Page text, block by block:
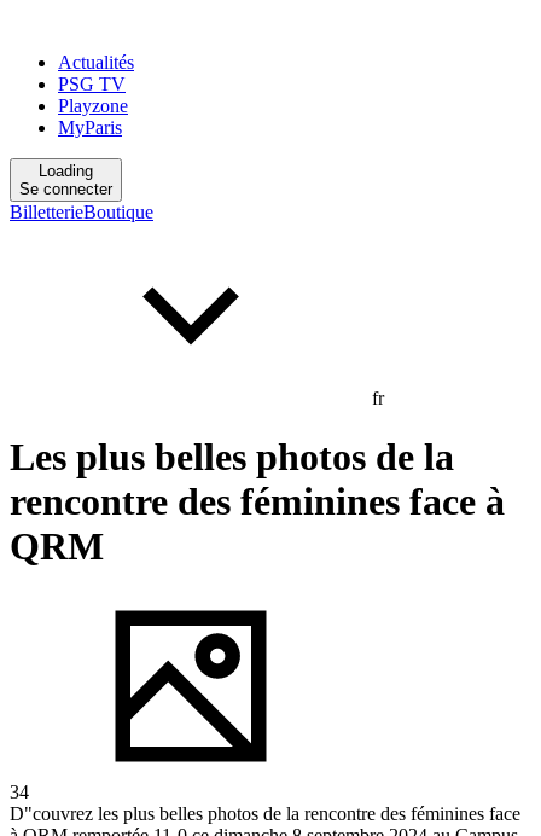
Actualités
PSG TV
Playzone
MyParis
Loading
Se connecter
BilletterieBoutique
fr
Les plus belles photos de la
rencontre des féminines face à
QRM
34
D"couvrez les plus belles photos de la rencontre des féminines face